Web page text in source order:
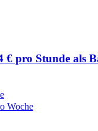
€ pro Stunde als
Woche